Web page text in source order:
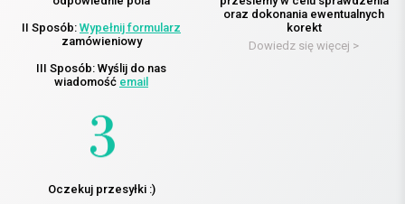
II Sposób: Wypełnij formularz
zamówieniowy
III Sposób: Wyślij do nas
wiadomość email
oraz dokonania ewentualnych
korekt
Dowiedz się więcej >
Oczekuj przesyłki :)